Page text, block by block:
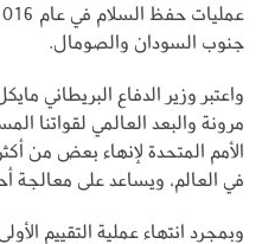
جنوب السودان والصومال.
واعتبر وزير الدفاع البريطاني
مرونة والبعد العالمي لقواتنا
الأمم المتحدة لإنهاء بعض من
في العالم، ويساعد على معالجة
وبمجرد انتهاء عملية التقييم